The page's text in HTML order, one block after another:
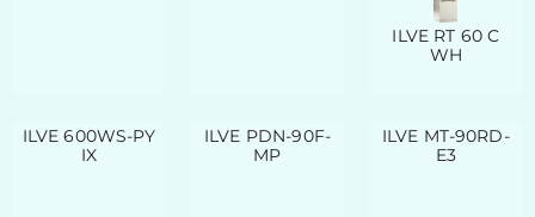
ILVE RT 60 C
WH
ILVE 600WS-PY
IX
ILVE PDN-90F-
MP
ILVE MT-90RD-
E3